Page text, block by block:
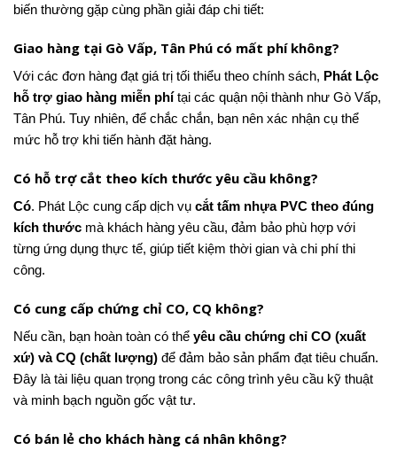
biến thường gặp cùng phần giải đáp chi tiết:
Giao hàng tại Gò Vấp, Tân Phú có mất phí không?
Với các đơn hàng đạt giá trị tối thiểu theo chính sách, Phát Lộc
hỗ trợ giao hàng miễn phítại các quận nội thành như Gò Vấp,
Tân Phú. Tuy nhiên, để chắc chắn, bạn nên xác nhận cụ thể
mức hỗ trợ khi tiến hành đặt hàng.
Có hỗ trợ cắt theo kích thước yêu cầu không?
Có. Phát Lộc cung cấp dịch vụ cắt tấm nhựa PVC theo đúng
kích thước mà khách hàng yêu cầu, đảm bảo phù hợp với
từng ứng dụng thực tế, giúp tiết kiệm thời gian và chi phí thi
công.
Có cung cấp chứng chỉ CO, CQ không?
Nếu cần, bạn hoàn toàn có thể yêu cầu chứng chỉ CO (xuất
xứ) và CQ (chất lượng) để đảm bảo sản phẩm đạt tiêu chuẩn.
Đây là tài liệu quan trọng trong các công trình yêu cầu kỹ thuật
và minh bạch nguồn gốc vật tư.
Có bán lẻ cho khách hàng cá nhân không?